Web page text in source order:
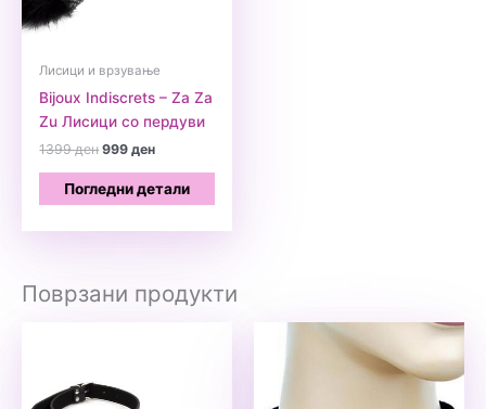
Лисици и врзување
Bijoux Indiscrets – Za Za
Zu Лисици со пердуви
1399денOriginal
was:
1399 ден.
999денCurrent
is:
Погледни детали
Поврзани продукти